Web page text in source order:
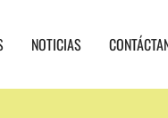
NOTICIAS